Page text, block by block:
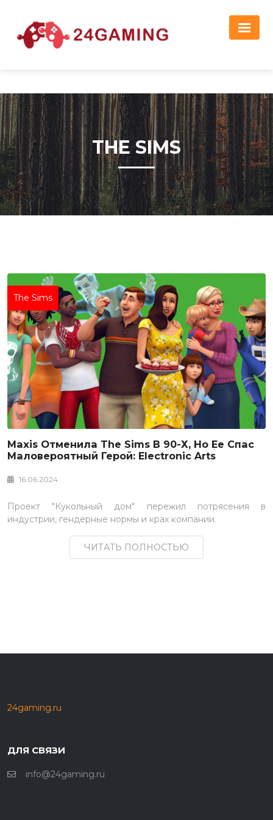
THE SIMS
The Sims
Maxis Отменила The Sims В 90-Х, Но Ее Спас
Маловероятный Герой: Electronic Arts
16.06.2024
Проект "Кукольный дом" пережил потрясения в
индустрии, гендерные нормы и крах компании.
ЧИТАТЬ ПОЛНОСТЬЮ
24gaming.ru
ДЛЯ СВЯЗИ
info@24gaming.ru